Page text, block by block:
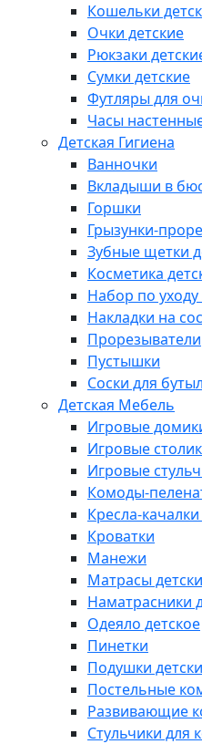
Кошельки
Очки детские
Рюкзаки
Сумки детские
Футляры для
Часы
Детская Гигиена
Ванночки
Вкладыши в
Горшки
Грызунки-
Зубные щетки
Косметика
Набор по
Накладки на
Прорезыватели
Пустышки
Соски для
Детская Мебель
Игровые
Игровые
Игровые
Комоды-
Кресла-
Кроватки
Манежи
Матрасы
Наматрасники
Одеяло детское
Пинетки
Подушки
Постельные
Развивающие
Стульчики для